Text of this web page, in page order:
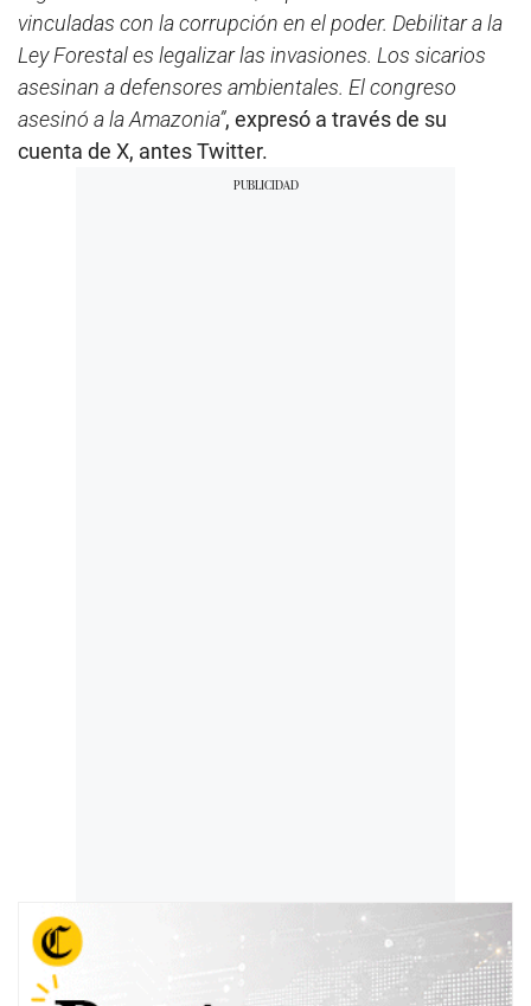
vinculadas con la corrupción en el poder. Debilitar a la
Ley Forestal es legalizar las invasiones. Los sicarios
asesinan a defensores ambientales. El congreso
asesinó a la Amazonia”, expresó a través de su
cuenta de X, antes Twitter.